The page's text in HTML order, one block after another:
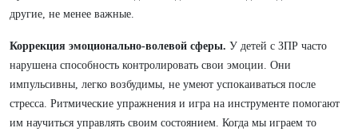
другие, не менее важные.
Коррекция эмоционально-волевой сферы. У детей с ЗПР часто
нарушена способность контролировать свои эмоции. Они
импульсивны, легко возбудимы, не умеют успокаиваться после
стресса. Ритмические упражнения и игра на инструменте помогают
им научиться управлять своим состоянием. Когда мы играем то